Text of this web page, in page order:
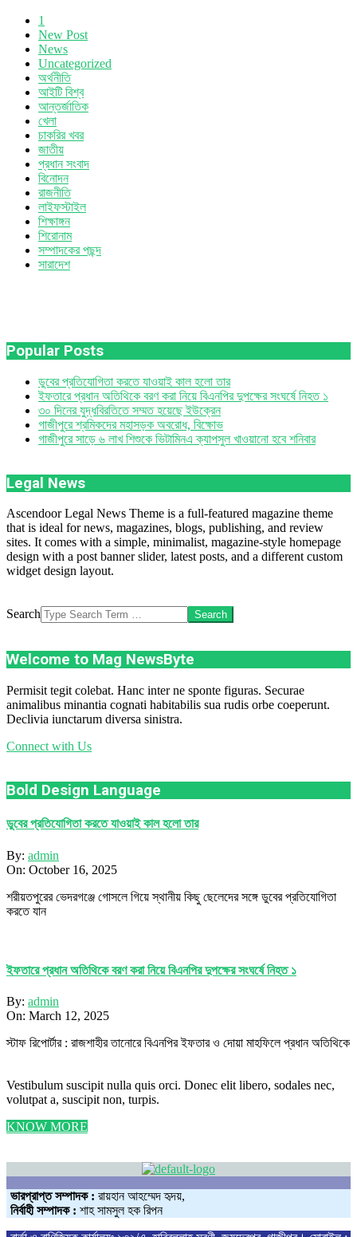
1
New Post
News
Uncategorized
অর্থনীতি
আইটি বিশ্ব
আন্তর্জাতিক
খেলা
চাকরির খবর
জাতীয়
প্রধান সংবাদ
বিনোদন
রাজনীতি
লাইফস্টাইল
শিক্ষাঙ্গন
শিরোনাম
সম্পাদকের পছন্দ
সারাদেশ
Popular Posts
ডুবের প্রতিযোগিতা করতে যাওয়াই কাল হলো তার
ইফতারে প্রধান অতিথিকে বরণ করা নিয়ে বিএনপির দুপক্ষের সংঘর্ষে নিহত ১
৩০ দিনের যুদ্ধবিরতিতে সম্মত হয়েছে ইউক্রেন
গাজীপুরে শ্রমিকদের মহাসড়ক অবরোধ, বিক্ষোভ
গাজীপুরে সাড়ে ৬ লাখ শিশুকে ভিটামিনএ ক্যাপসুল খাওয়ানো হবে শনিবার
Legal News
Ascendoor Legal News Theme is a full-featured magazine theme
that is ideal for news, magazines, blogs, publishing, and review
sites. It comes with a simple, minimalist, magazine-style homepage
design with a post banner slider, latest posts, and a different custom
widget design layout.
Search
Welcome to Mag NewsByte
Permisit tegit colebat. Hanc inter ne sponte figuras. Securae
animalibus minantia cognati habitabilis sua rudis orbe coeperunt.
Declivia iunctarum diversa sinistra.
Connect with Us
Bold Design Language
ডুবের প্রতিযোগিতা করতে যাওয়াই কাল হলো তার
By: admin
On: October 16, 2025
শরীয়তপুরের ভেদরগঞ্জে গোসলে গিয়ে স্থানীয় কিছু ছেলেদের সঙ্গে ডুবের প্রতিযোগিতা
করতে যান
ইফতারে প্রধান অতিথিকে বরণ করা নিয়ে বিএনপির দুপক্ষের সংঘর্ষে নিহত ১
By: admin
On: March 12, 2025
স্টাফ রিপোর্টার : রাজশাহীর তানোরে বিএনপির ইফতার ও দোয়া মাহফিলে প্রধান অতিথিকে
Vestibulum suscipit nulla quis orci. Donec elit libero, sodales nec,
volutpat a, suscipit non, turpis.
KNOW MORE
ভারপ্রাপ্ত সম্পাদক : রায়হান আহম্মেদ হৃদয়,
নির্বাহী সম্পাদক : শাহ সামসুল হক রিপন